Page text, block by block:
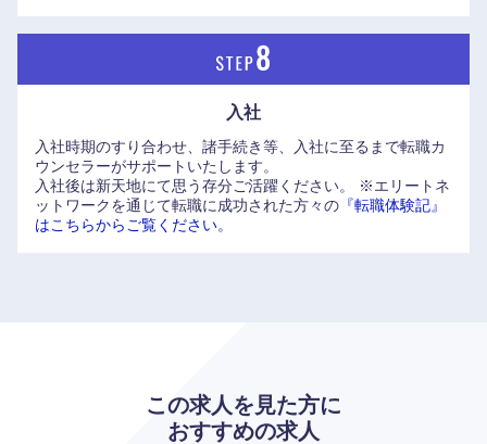
入社
入社時期のすり合わせ、諸手続き等、入社に至るまで転職カ
ウンセラーがサポートいたします。
入社後は新天地にて思う存分ご活躍ください。
※エリートネ
ットワークを通じて転職に成功された方々の 『転職体験記』
はこちらからご覧ください。
この求人を見た方に
おすすめの求人
九州・沖縄
沖縄県